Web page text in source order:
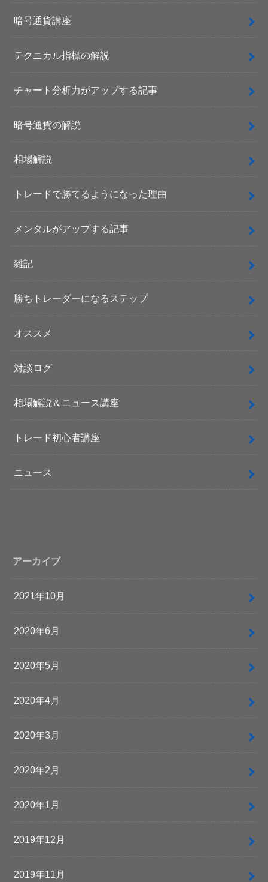
暗号通貨講座
テクニカル指標の解説
チャート分析力がアップする記事
暗号通貨の解説
相場解説
トレードで勝てるようになった理由
メンタルがアップする記事
雑記
勝ちトレーダーになるステップ
オススメ
対談ログ
相場解説＆ニュース講座
トレード初心者講座
ニュース
アーカイブ
2021年10月
2020年6月
2020年5月
2020年4月
2020年3月
2020年2月
2020年1月
2019年12月
2019年11月